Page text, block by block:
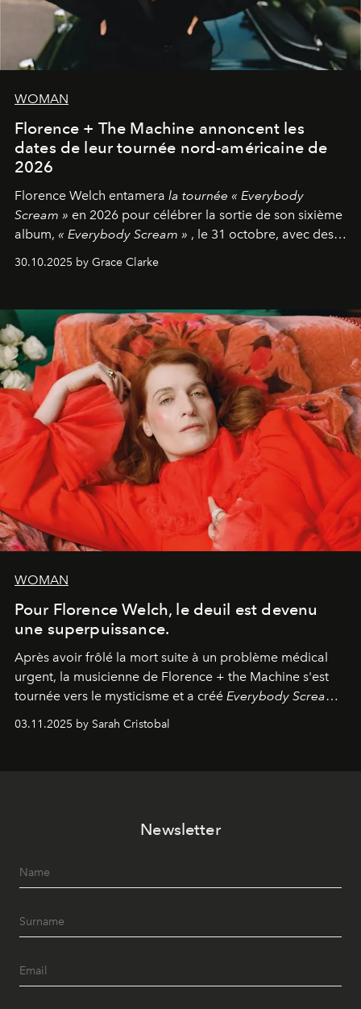
WOMAN
Florence + The Machine annoncent les
dates de leur tournée nord-américaine de
2026
Florence Welch entamera la tournée « Everybody
Scream » en 2026 pour célébrer la sortie de son sixième
album, « Everybody Scream » , le 31 octobre, avec des
dates nord-américaines débutant en avril prochain.
30.10.2025 by Grace Clarke
WOMAN
Pour Florence Welch, le deuil est devenu
une superpuissance.
Après avoir frôlé la mort suite à un problème médical
urgent, la musicienne de Florence + the Machine s'est
tournée vers le mysticisme et a créé Everybody Scream
l'un de ses albums les plus profonds à ce jour.
03.11.2025 by Sarah Cristobal
Newsletter